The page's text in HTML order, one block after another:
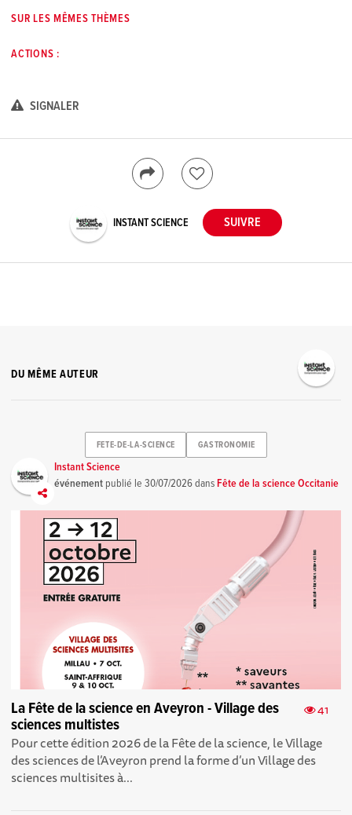
SUR LES MÊMES THÈMES
ACTIONS :
SIGNALER
INSTANT SCIENCE
DU MÊME AUTEUR
FETE-DE-LA-SCIENCE GASTRONOMIE
Instant Science
événement publié le30/07/2026dansFête de la science Occitanie
41
La Fête de la science en Aveyron - Village des
sciences multistes
Pour cette édition 2026 de la Fête de la science, le Village
des sciences de l’Aveyron prend la forme d’un Village des
sciences multisites à...